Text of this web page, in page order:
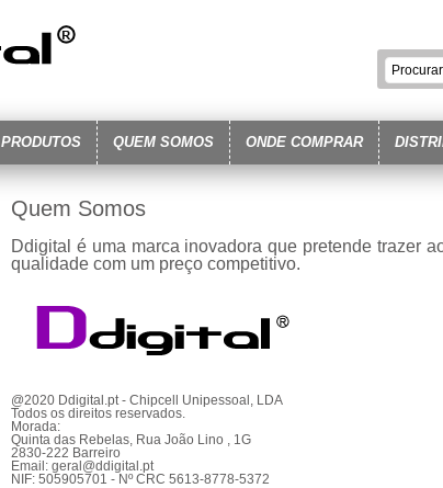
PRODUTOS QUEM SOMOS ONDE COMPRAR
Quem Somos
Ddigital é uma marca inovadora que pretende trazer
qualidade com um preço competitivo.
@2020 Ddigital.pt - Chipcell Unipessoal, LDA
Todos os direitos reservados.
Morada:
Quinta das Rebelas, Rua João Lino , 1G
2830-222 Barreiro
Email: geral@ddigital.pt
NIF: 505905701 - Nº CRC 5613-8778-5372